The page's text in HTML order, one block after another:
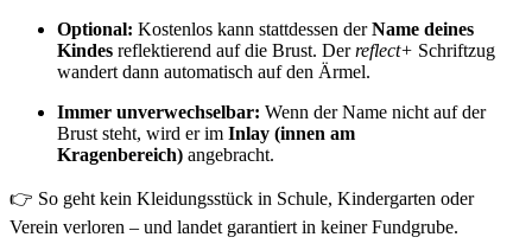
Optional: Kostenlos kann stattdessen derName deines
Kindes reflektierend auf die Brust. Derreflect+ Schriftzug
wandert dann automatisch auf den Ärmel.
Immer unverwechselbar: Wenn der Name nicht auf der
Brust steht, wird er im Inlay (innen am
Kragenbereich) angebracht.
👉 So geht kein Kleidungsstück in Schule, Kindergarten oder
Verein verloren – und landet garantiert in keiner Fundgrube.